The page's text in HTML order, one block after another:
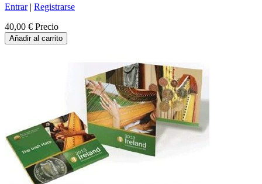
Entrar| Registrarse
40,00 € Precio
Añadir al carrito